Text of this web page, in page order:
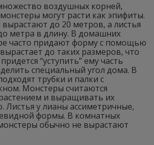
воздушных корней,
могут расти как эпифиты.
до 20 метров, а листья
метра в длину. В домашних
часто придают форму с помощью
до таких размеров, что
“уступить” ему часть
специальный угол дома. В
трубки и палки с
Монстеры считаются
и выращивать их
Листья у лианы ассиметричные,
формы. В комнатных
обычно не вырастают